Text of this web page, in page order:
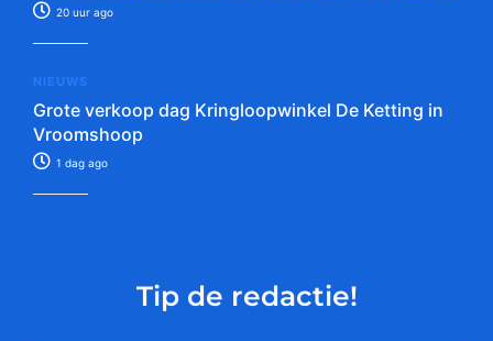
20 uur ago
NIEUWS
Grote verkoop dag Kringloopwinkel De Ketting in
Vroomshoop
1 dag ago
Tip de redactie!